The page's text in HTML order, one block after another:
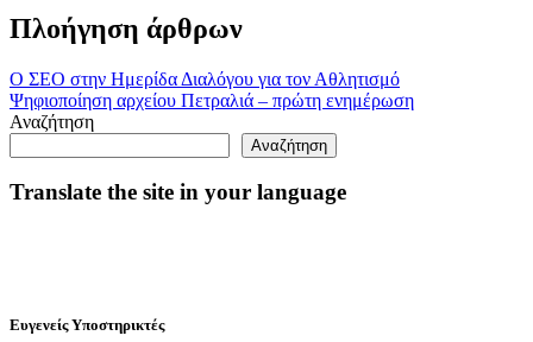
Πλοήγηση άρθρων
Ο ΣEO στην Ημερίδα Διαλόγου για τον Αθλητισμό
Ψηφιοποίηση αρχείου Πετραλιά – πρώτη ενημέρωση
Αναζήτηση
Αναζήτηση
Translate the site in your language
Ευγενείς Υποστηρικτές